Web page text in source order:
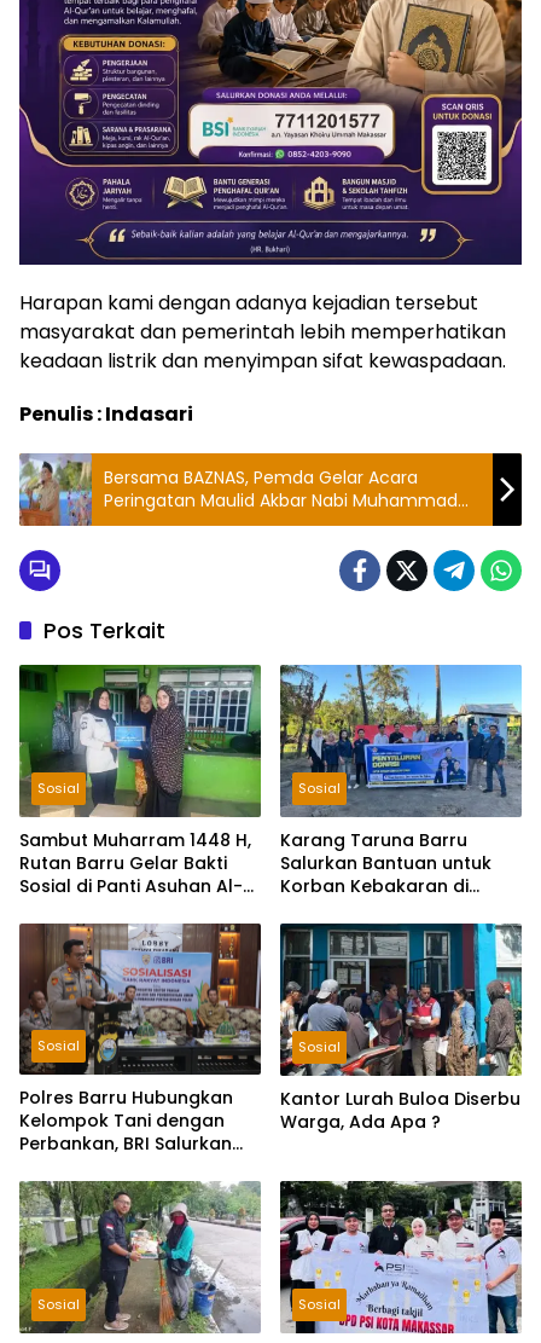
Harapan kami dengan adanya kejadian tersebut
masyarakat dan pemerintah lebih memperhatikan
keadaan listrik dan menyimpan sifat kewaspadaan.
Penulis : Indasari
Bersama BAZNAS, Pemda Gelar Acara
Peringatan Maulid Akbar Nabi Muhammad
SAW
Pos Terkait
Sosial
Sambut Muharram 1448 H,
Rutan Barru Gelar Bakti
Sosial di Panti Asuhan Al-
Sosial
Karang Taruna Barru
Salurkan Bantuan untuk
Korban Kebakaran di
Rp2 Juta
Sosial
Polres Barru Hubungkan
Kelompok Tani dengan
Perbankan, BRI Salurkan
Sosial
Kantor Lurah Buloa Diserbu
Warga, Ada Apa ?
Sosial Sosial